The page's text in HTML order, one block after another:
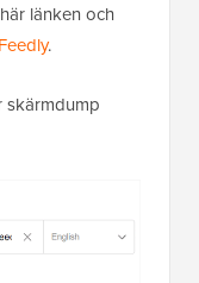
länken och
Feedly.
skärmdump